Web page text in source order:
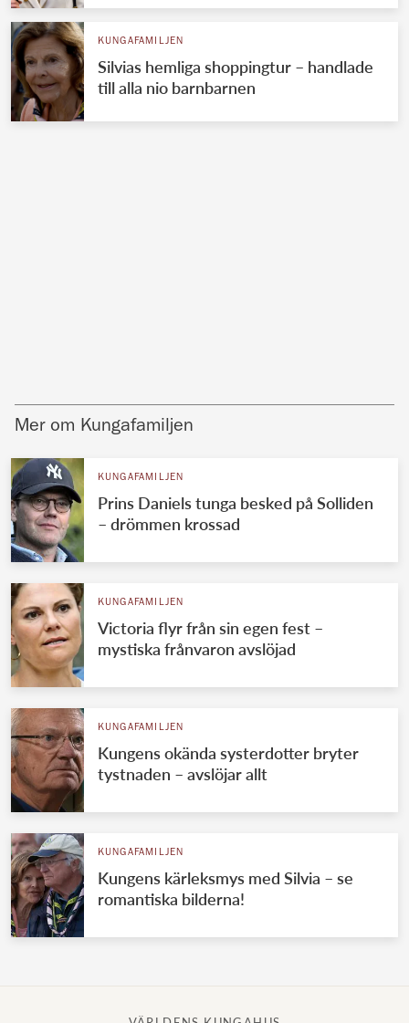
KUNGAFAMILJEN
Silvias hemliga shoppingtur – handlade
till alla nio barnbarnen
Mer om Kungafamiljen
KUNGAFAMILJEN
Prins Daniels tunga besked på Solliden
– drömmen krossad
KUNGAFAMILJEN
Victoria flyr från sin egen fest –
mystiska frånvaron avslöjad
KUNGAFAMILJEN
Kungens okända systerdotter bryter
tystnaden – avslöjar allt
KUNGAFAMILJEN
Kungens kärleksmys med Silvia – se
romantiska bilderna!